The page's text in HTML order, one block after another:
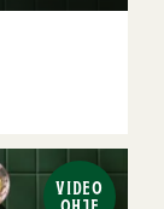
VIDEO